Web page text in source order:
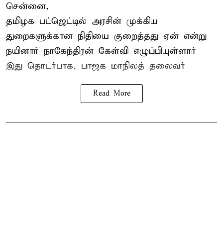
சென்னை,
தமிழக பட்ஜெட்டில் அரசின் முக்கிய
துறைகளுக்கான நிதியை குறைத்தது ஏன் என்று
நயினார் நாகேந்திரன் கேள்வி எழுப்பியுள்ளார்
இது தொடர்பாக, பாஜக மாநிலத் தலைவர்
Read More